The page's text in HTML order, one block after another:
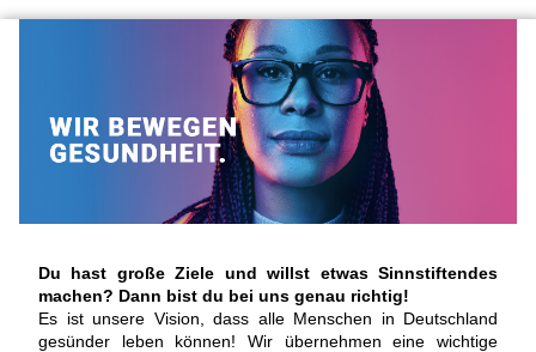
Du hast große Ziele und willst etwas Sinnstiftendes
machen? Dann bist du bei uns genau richtig!
Es ist unsere Vision, dass alle Menschen in Deutschland
gesünder leben können! Wir übernehmen eine wichtige